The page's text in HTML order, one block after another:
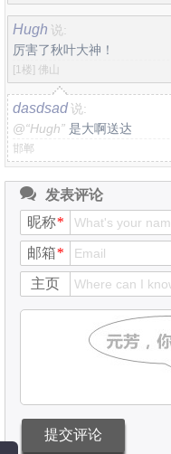
Hugh 说:
厉害了秋叶大神！
[1楼] 佛山
dasdsad 说:
@“Hugh” 是大啊送达
邯郸
发表评论
昵称*
邮箱*
主页
提交评论